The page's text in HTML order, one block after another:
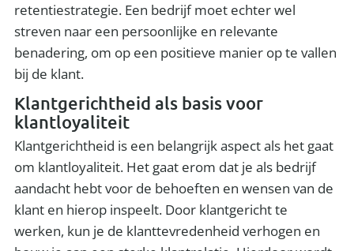
retentiestrategie. Een bedrijf moet echter wel
streven naar een persoonlijke en relevante
benadering, om op een positieve manier op te vallen
bij de klant.
Klantgerichtheid als basis voor
klantloyaliteit
Klantgerichtheid is een belangrijk aspect als het gaat
om klantloyaliteit. Het gaat erom dat je als bedrijf
aandacht hebt voor de behoeften en wensen van de
klant en hierop inspeelt. Door klantgericht te
werken, kun je de klanttevredenheid verhogen en